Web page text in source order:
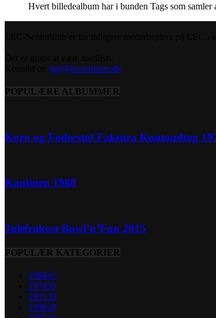
Hvert billedealbum har i bunden Tags som samler
jok@lecseniorer.dk
POPULÆRE ALBUMMER
Korn og Foderstof Faktura Kontoudtog
Kantinen 1988
Julefrokost Bowl’n’Fun 2015
POPULÆR KATEGORIER
198841
197839
199139
199938